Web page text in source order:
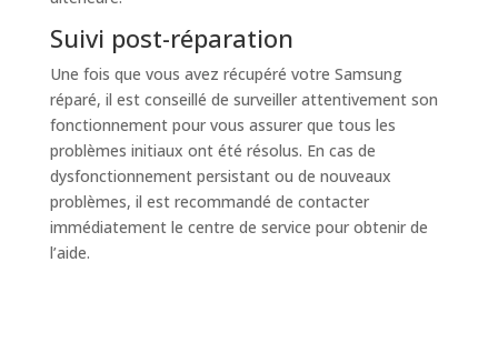
Suivi post-réparation
Une fois que vous avez récupéré votre Samsung
réparé, il est conseillé de surveiller attentivement son
fonctionnement pour vous assurer que tous les
problèmes initiaux ont été résolus. En cas de
dysfonctionnement persistant ou de nouveaux
problèmes, il est recommandé de contacter
immédiatement le centre de service pour obtenir de
l’aide.